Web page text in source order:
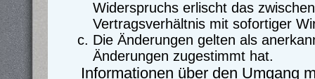
Widerspruchs erlischt das
Vertragsverhältnis mit sofortiger
Die Änderungen gelten als
Änderungen zugestimmt hat.
Informationen über den Umgang